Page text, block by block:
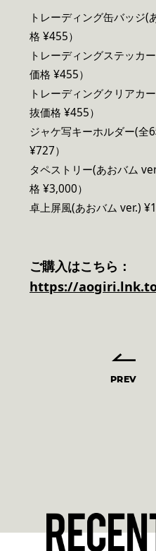
トレーディング缶バッジ
格 ¥455）
トレーディングステッカ
価格 ¥455）
トレーディングクリアカ
抜価格 ¥455）
ジャケ写キーホルダー(全
¥727）
タペストリー(あおバム
格 ¥3,000）
卓上屏風(あおバム ver.)
ご購入はこちら：
https://
PREV